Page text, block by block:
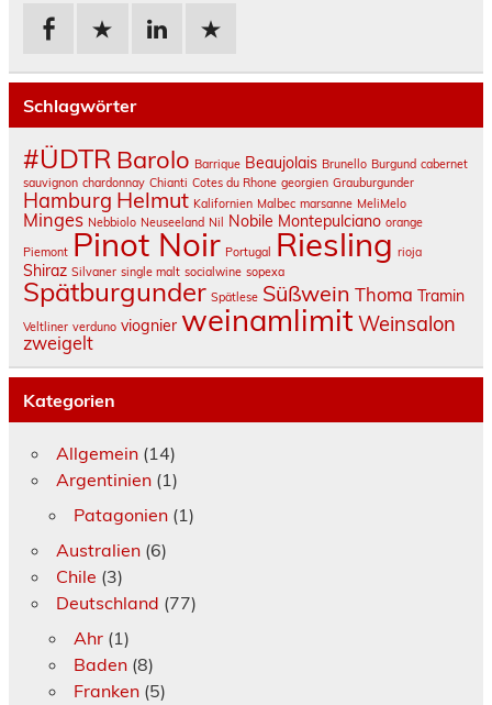
Schlagwörter
#ÜDTR Barolo Barrique Beaujolais Brunello Burgund cabernet
sauvignon chardonnay Chianti Cotes du Rhone georgien Grauburgunder
Hamburg Helmut Kalifornien Malbec marsanne MeliMelo
Minges Nebbiolo Neuseeland Nil Nobile Montepulciano orange
Piemont Pinot Noir Portugal Riesling rioja
Shiraz Silvaner single malt socialwine sopexa
Spätburgunder Spätlese Süßwein Thoma Tramin
Veltliner verduno viognier weinamlimit Weinsalon
zweigelt
Kategorien
Allgemein(14)
Argentinien(1)
Patagonien(1)
Australien(6)
Chile (3)
Deutschland (77)
Ahr(1)
Baden(8)
Franken(5)